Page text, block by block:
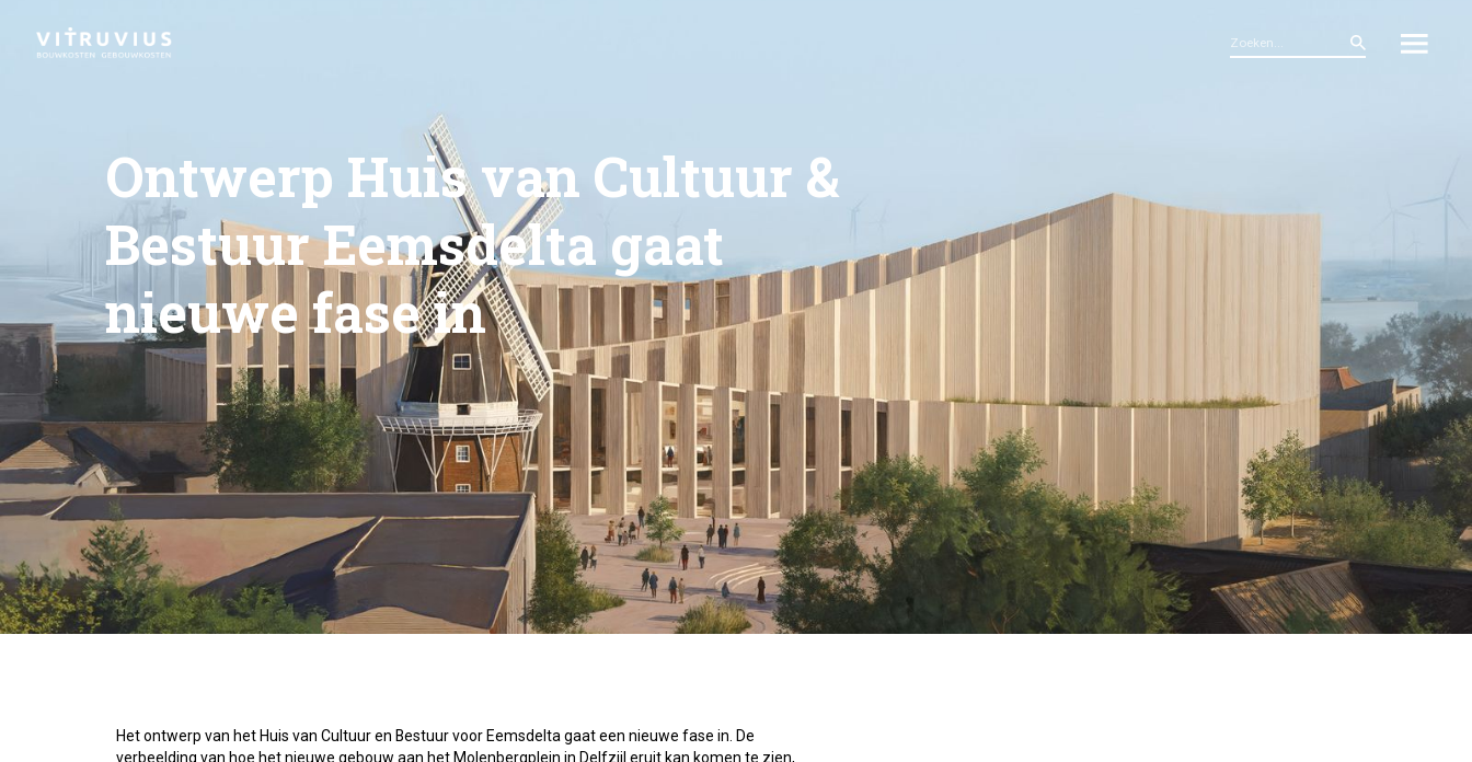
Ontwerp Huis van Cultuur &
Bestuur Eemsdelta gaat
nieuwe fase in
Het ontwerp van het Huis van Cultuur en Bestuur voor Eemsdelta gaat een nieuwe fase in. De
verbeelding van hoe het nieuwe gebouw aan het Molenbergplein in Delfzijl eruit kan komen te zien,